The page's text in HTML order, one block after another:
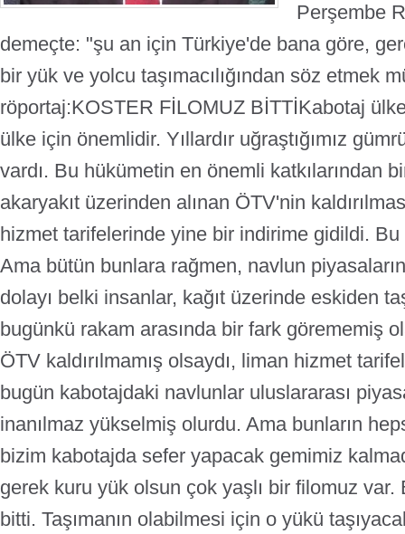
Perşembe
demeçte: "şu an için Türkiye'de bana göre,
bir yük ve yolcu taşımacılığından söz etmek
röportaj:KOSTER FİLOMUZ BİTTİKabotaj
ülke için önemlidir. Yıllardır uğraştığımız
vardı. Bu hükümetin en önemli katkılarından
akaryakıt üzerinden alınan ÖTV'nin
hizmet tarifelerinde yine bir indirime gidildi.
Ama bütün bunlara rağmen, navlun
dolayı belki insanlar, kağıt üzerinde eskiden
bugünkü rakam arasında bir fark görememiş
ÖTV kaldırılmamış olsaydı, liman hizmet
bugün kabotajdaki navlunlar uluslararası
inanılmaz yükselmiş olurdu. Ama bunların
bizim kabotajda sefer yapacak gemimiz
gerek kuru yük olsun çok yaşlı bir filomuz
bitti. Taşımanın olabilmesi için o yükü